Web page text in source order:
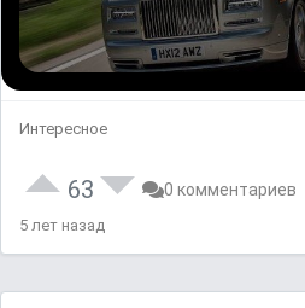
Интересное
63 0 комментариев
5 лет назад